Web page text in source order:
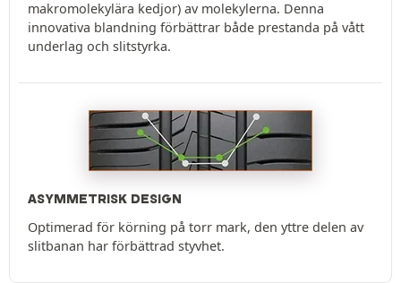
makromolekylära kedjor) av molekylerna. Denna
innovativa blandning förbättrar både prestanda på vått
underlag och slitstyrka.
ASYMMETRISK DESIGN
Optimerad för körning på torr mark, den yttre delen av
slitbanan har förbättrad styvhet.